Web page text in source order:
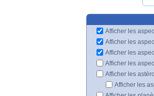
Afficher les
Afficher les
Afficher les
Afficher les
Afficher les
Afficher les